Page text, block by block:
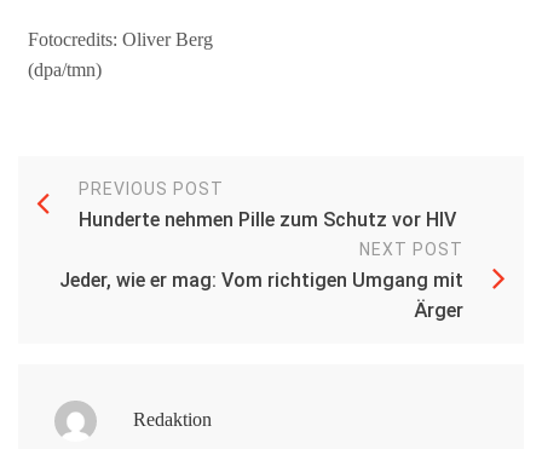
Fotocredits: Oliver Berg
(dpa/tmn)
PREVIOUS POST
Hunderte nehmen Pille zum Schutz vor HIV
NEXT POST
Jeder, wie er mag: Vom richtigen Umgang mit
Ärger
Redaktion